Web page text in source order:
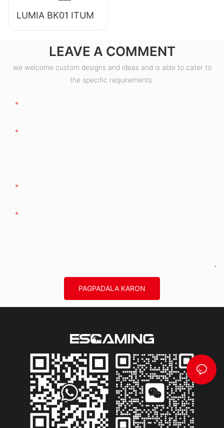
LUMIA BK01 ITUM
LEAVE A COMMENT
we welcome custom designs and ideas and is able to cater to
the specific requirements.
PAGPADALA KARON